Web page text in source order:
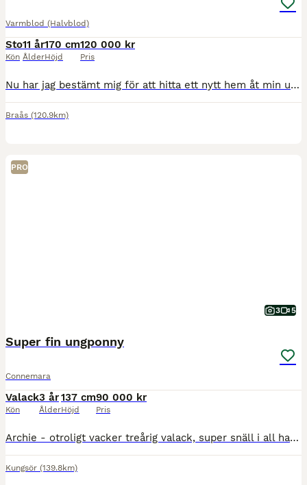
Varmblod (Halvblod)
Sto
Kön
11 år
Ålder
170 cm
Höjd
120 000 kr
Pris
Nu har jag bestämt mig för att hitta ett nytt hem åt min underbara häst Elly. Elly är ett 11 årigt sto e: Hiphop- ue: Stanford. Elly är en trevlig välriden tjej som tidigare tävlat upp till 130 hoppning. Mindre tävlad senare åren upp till 110. Hon är en häst som passar till mycket och finns absolut potential att kunna bli en fin dressyrhäst. Söker en ryttare som vill ha ro
Braås (120.9km)
PRO
3 5
Super fin ungponny
Connemara
Valack
Kön
3 år
Ålder
137 cm
Höjd
90 000 kr
Pris
Archie - otroligt vacker treårig valack, super snäll i all hantering - inridning påbörjad för en månad sen utan några problem alls - han bara tuffar på. Pigg, glad och vaken, älskar att vara med där d
Kungsör (139.8km)